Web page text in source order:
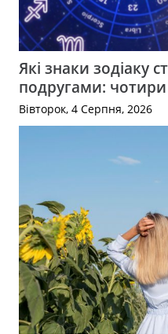
Які знаки зодіаку
подругами:
Вівторок, 4 Серпня, 2026